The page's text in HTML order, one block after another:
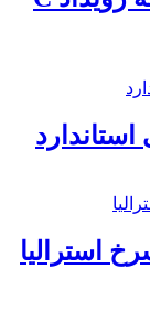
استرالیا